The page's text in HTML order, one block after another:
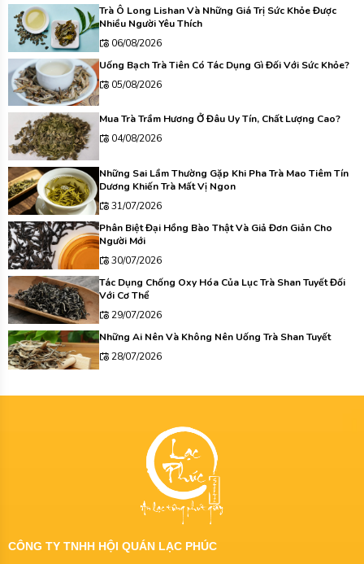
Trà Ô Long Lishan Và Những Giá Trị Sức Khỏe Được
Nhiều Người Yêu Thích
06/08/2026
Uống Bạch Trà Tiên Có Tác Dụng Gì Đối Với Sức Khỏe?
05/08/2026
Mua Trà Trầm Hương Ở Đâu Uy Tín, Chất Lượng Cao?
04/08/2026
Những Sai Lầm Thường Gặp Khi Pha Trà Mao Tiêm Tín
Dương Khiến Trà Mất Vị Ngon
31/07/2026
Phân Biệt Đại Hồng Bào Thật Và Giả Đơn Giản Cho
Người Mới
30/07/2026
Tác Dụng Chống Oxy Hóa Của Lục Trà Shan Tuyết Đối
Với Cơ Thể
29/07/2026
Những Ai Nên Và Không Nên Uống Trà Shan Tuyết
28/07/2026
CÔNG TY TNHH HỘI QUÁN LẠC PHÚC